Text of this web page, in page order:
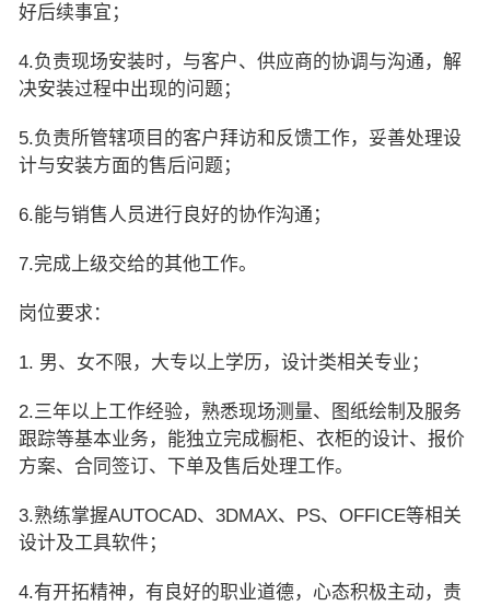
好后续事宜；
4.负责现场安装时，与客户、供应商的协调与沟通，解
决安装过程中出现的问题；
5.负责所管辖项目的客户拜访和反馈工作，妥善处理设
计与安装方面的售后问题；
6.能与销售人员进行良好的协作沟通；
7.完成上级交给的其他工作。
岗位要求：
1. 男、女不限，大专以上学历，设计类相关专业；
2.三年以上工作经验，熟悉现场测量、图纸绘制及服务
跟踪等基本业务，能独立完成橱柜、衣柜的设计、报价
方案、合同签订、下单及售后处理工作。
3.熟练掌握AUTOCAD、3DMAX、PS、OFFICE等相关
设计及工具软件；
4.有开拓精神，有良好的职业道德，心态积极主动，责